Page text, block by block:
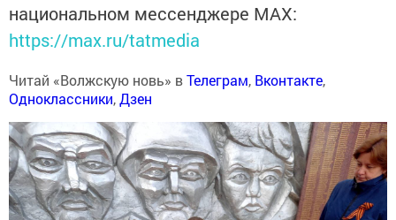
национальном мессенджере MАХ:
https://max.ru/tatmedia
Читай «Волжскую новь» вТелеграм, Вконтакте,
Одноклассники,Дзен